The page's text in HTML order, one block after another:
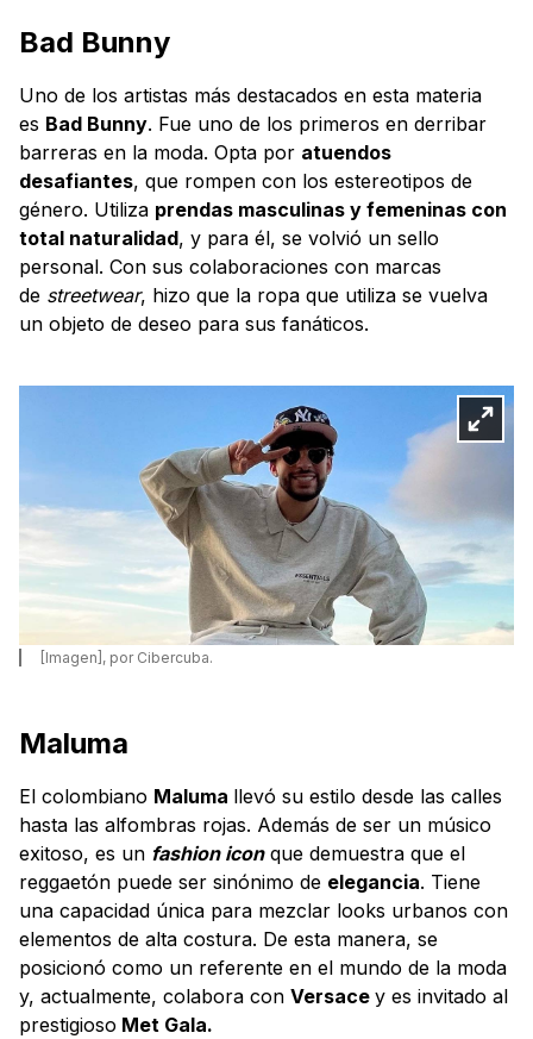
Bad Bunny
Uno de los artistas más destacados en esta materia
es Bad Bunny. Fue uno de los primeros en derribar
barreras en la moda. Opta por atuendos
desafiantes, que rompen con los estereotipos de
género. Utiliza prendas masculinas y femeninas con
total naturalidad, y para él, se volvió un sello
personal. Con sus colaboraciones con marcas
de streetwear, hizo que la ropa que utiliza se vuelva
un objeto de deseo para sus fanáticos.
[Imagen], por Cibercuba.
Maluma
El colombiano Maluma llevó su estilo desde las calles
hasta las alfombras rojas. Además de ser un músico
exitoso, es un fashion iconque demuestra que el
reggaetón puede ser sinónimo de elegancia. Tiene
una capacidad única para mezclar looks urbanos con
elementos de alta costura. De esta manera, se
posicionó como un referente en el mundo de la moda
y, actualmente, colabora con Versace y es invitado al
prestigioso Met Gala.